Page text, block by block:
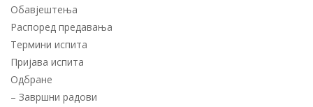
Обавјештења
Распоред предавања
Термини испита
Пријава испита
Одбране
– Завршни радови